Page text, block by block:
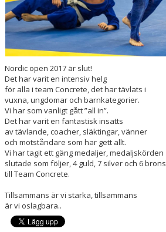
Nordic open 2017 är slut!
Det har varit en intensiv helg
för alla i team Concrete, det har tävlats i
vuxna, ungdomar och barnkategorier.
Vi har som vanligt gått ”all in”.
Det har varit en fantastisk insatts
av tävlande, coacher, släktingar, vänner
och motståndare som har gett allt.
Vi har tagit ett gäng medaljer, medaljskörden
slutade som följer, 4 guld, 7 silver och 6 brons
till Team Concrete.
Tillsammans är vi starka, tillsammans
är vi oslagbara..